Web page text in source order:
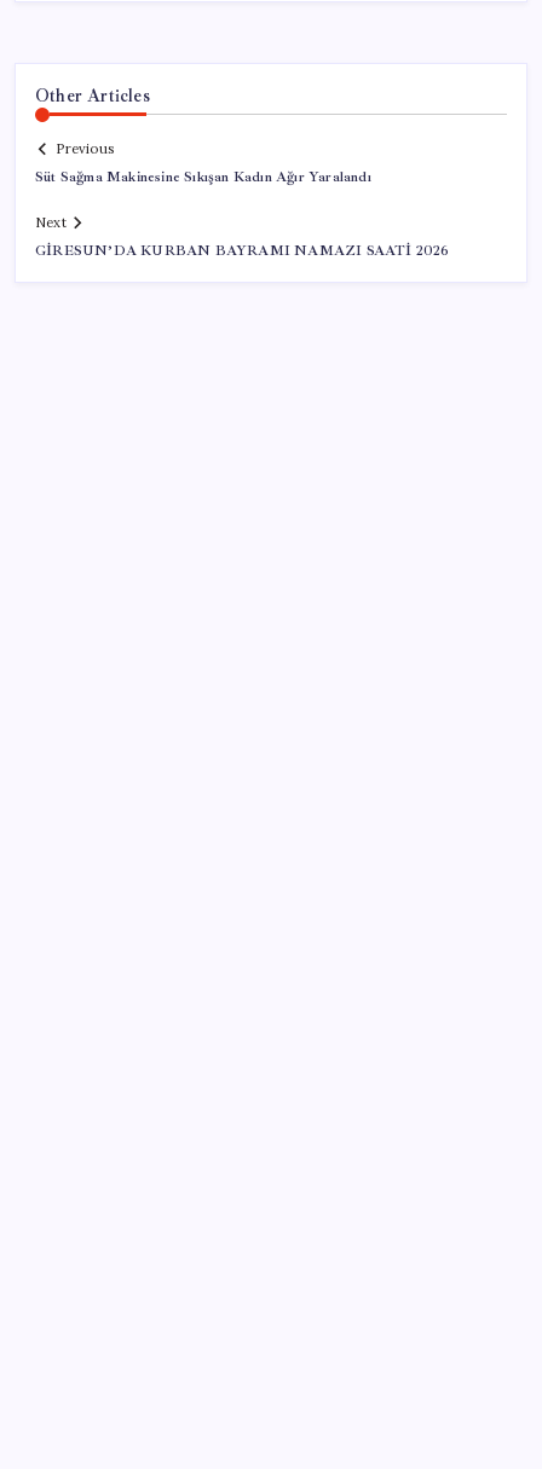
Other Articles
Previous
Süt Sağma Makinesine Sıkışan Kadın Ağır Yaralandı
Next
GİRESUN’DA KURBAN BAYRAMI NAMAZI SAATİ 2026